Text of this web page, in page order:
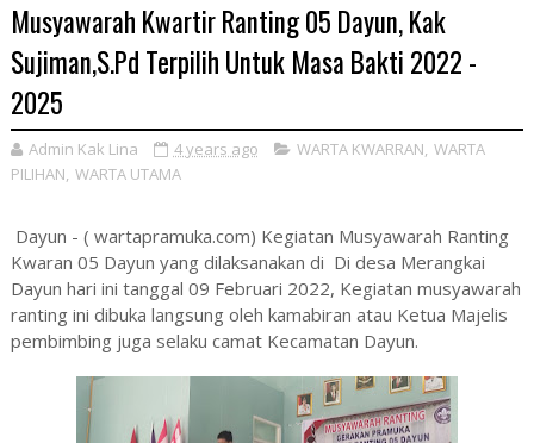
Musyawarah Kwartir Ranting 05 Dayun, Kak
Sujiman,S.Pd Terpilih Untuk Masa Bakti 2022 -
2025
Admin Kak Lina 4 years ago WARTA KWARRAN, WARTA
PILIHAN, WARTA UTAMA
Dayun - ( wartapramuka.com) Kegiatan Musyawarah Ranting
Kwaran 05 Dayun yang dilaksanakan di Di desa Merangkai
Dayun hari ini tanggal 09 Februari 2022, Kegiatan musyawarah
ranting ini dibuka langsung oleh kamabiran atau Ketua Majelis
pembimbing juga selaku camat Kecamatan Dayun.